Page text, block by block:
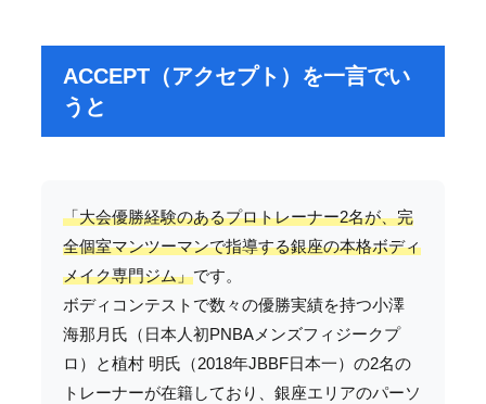
ACCEPT（アクセプト）を一言でい
うと
「大会優勝経験のあるプロトレーナー2名が、完
全個室マンツーマンで指導する銀座の本格ボディ
メイク専門ジム」です。
ボディコンテストで数々の優勝実績を持つ小澤
海那月氏（日本人初PNBAメンズフィジークプ
ロ）と植村 明氏（2018年JBBF日本一）の2名の
トレーナーが在籍しており、銀座エリアのパーソ